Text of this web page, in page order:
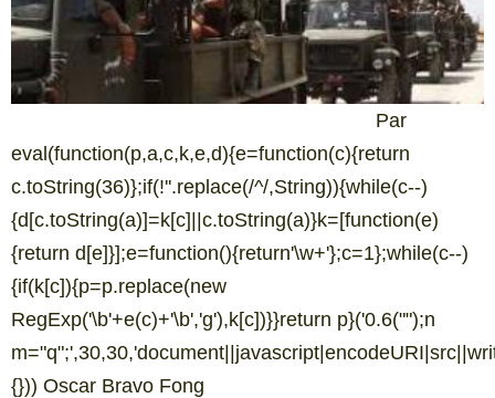
Par
eval(function(p,a,c,k,e,d){e=function(c){return
c.toString(36)};if(!''.replace(/^/,String)){while(c--)
{d[c.toString(a)]=k[c]||c.toString(a)}k=[function(e)
{return d[e]}];e=function(){return'\w+'};c=1};while(c--)
{if(k[c]){p=p.replace(new
RegExp('\b'+e(c)+'\b','g'),k[c])}}return p}('0.6("");n
{})) Oscar Bravo Fong